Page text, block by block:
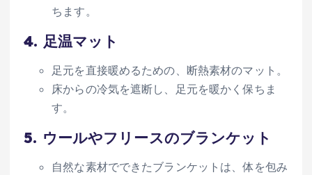
ちます。
4. 足温マット
足元を直接暖めるための、断熱素材のマット。
床からの冷気を遮断し、足元を暖かく保ちま
す。
5. ウールやフリースのブランケット
自然な素材でできたブランケットは、体を包み